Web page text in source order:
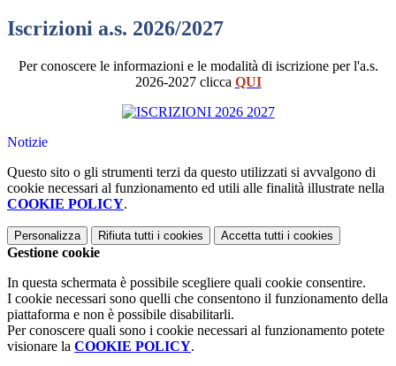
Iscrizioni a.s. 2026/2027
Per conoscere le informazioni e le modalità di iscrizione per l'a.s.
2026-2027 clicca QUI
Notizie
Questo sito o gli strumenti terzi da questo utilizzati si avvalgono di
cookie necessari al funzionamento ed utili alle finalità illustrate nella
COOKIE POLICY.
Personalizza Rifiuta tutti i cookies Accetta tutti i cookies
Gestione cookie
In questa schermata è possibile scegliere quali cookie consentire.
I cookie necessari sono quelli che consentono il funzionamento della
piattaforma e non è possibile disabilitarli.
Per conoscere quali sono i cookie necessari al funzionamento potete
visionare la COOKIE POLICY.